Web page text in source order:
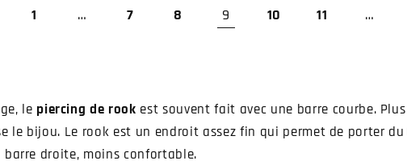
★★★★★
★★★★★ (12 avis)
1 … 7 8 9 10 11 …
le piercing de rook est souvent fait avec une barre courbe.
le bijou. Le rook est un endroit assez fin qui permet de porter
droite, moins confortable.